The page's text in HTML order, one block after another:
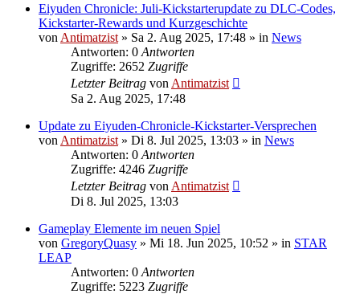
Eiyuden Chronicle: Juli-Kickstarterupdate zu DLC-Codes,
Kickstarter-Rewards und Kurzgeschichte
von Antimatzist » Sa 2. Aug 2025, 17:48 » in News
Antworten: 0 Antworten
Zugriffe: 2652 Zugriffe
Letzter Beitrag von Antimatzist
Sa 2. Aug 2025, 17:48
Update zu Eiyuden-Chronicle-Kickstarter-Versprechen
von Antimatzist » Di 8. Jul 2025, 13:03 » in News
Antworten: 0 Antworten
Zugriffe: 4246 Zugriffe
Letzter Beitrag von Antimatzist
Di 8. Jul 2025, 13:03
Gameplay Elemente im neuen Spiel
von GregoryQuasy » Mi 18. Jun 2025, 10:52 » in STAR
LEAP
Antworten: 0 Antworten
Zugriffe: 5223 Zugriffe